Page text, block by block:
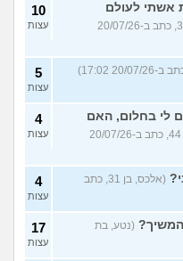
אשתי לעולם
(אבי, בן 30, כתב ב-20/07/26
10
עצות
5
עצות
לי בחלום, האם
(אב עובד, בן 44, כתב ב-20/07/26
4
עצות
(אלכס, בן 31, כתב
4
עצות
(נטע, בת
17
עצות